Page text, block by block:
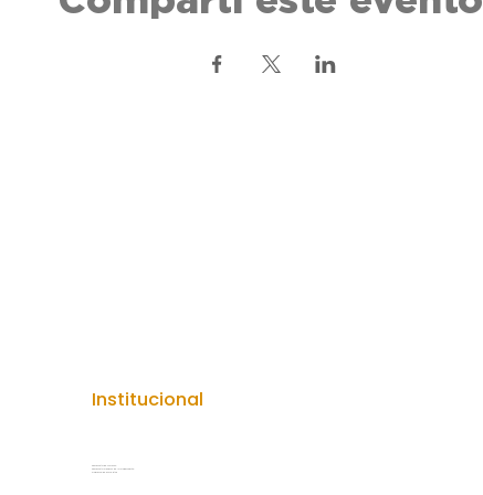
Institucional
Secretaría de Turismo
Secretaría General de la Gobernación
Gobierno de Entre Ríos